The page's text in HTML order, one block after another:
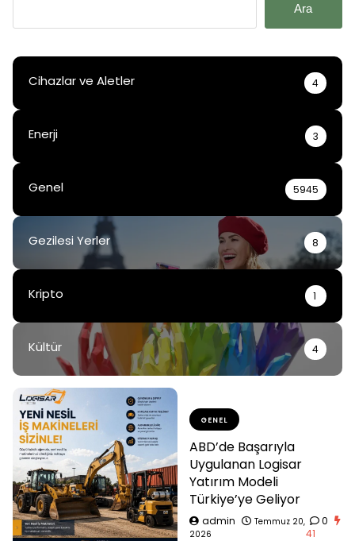
Ara
Cihazlar ve Aletler 4
Enerji 3
Genel 5945
Gezilesi Yerler 8
Kripto 1
Kültür 4
GENEL
ABD’de Başarıyla
Uygulanan Logisar
Yatırım Modeli
Türkiye’ye Geliyor
admin
Temmuz 20,
2026
0
41